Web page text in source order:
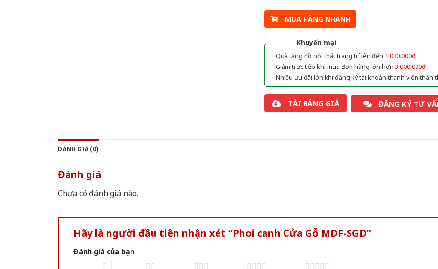
MUA HÀNG NHANH
Khuyến mại
Quà tặng đồ nội thất trang trí lên đến 1.000.000đ
Giảm trực tiếp khi mua đơn hàng lớn hơn 3.000.000đ
Nhiều ưu đãi lớn khi đăng ký tài khoản thành viên thân
TẢI BẢNG GIÁ ĐĂNG KÝ TƯ
ĐÁNH GIÁ (0)
Đánh giá
Chưa có đánh giá nào.
Hãy là người đầu tiên nhận xét “Phoi canh Cửa Gỗ MDF-SGD”
Đánh giá của bạn